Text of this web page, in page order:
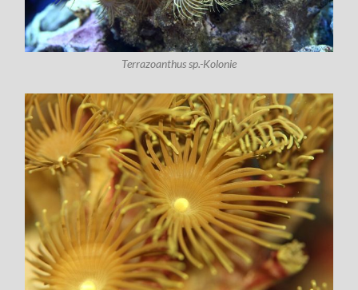
Terrazoanthus sp.-Kolonie